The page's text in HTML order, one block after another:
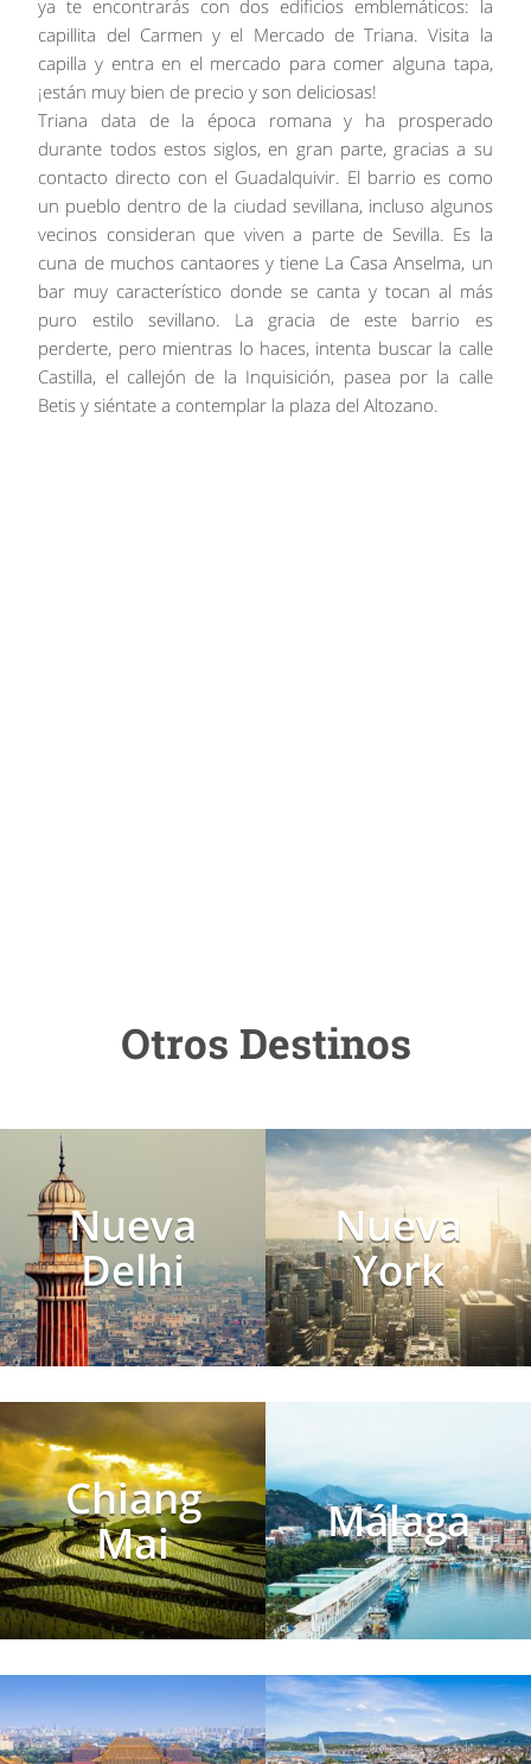
ya te encontrarás con dos edificios emblemáticos: la
capillita del Carmen y el Mercado de Triana. Visita la
capilla y entra en el mercado para comer alguna tapa,
¡están muy bien de precio y son deliciosas!
Triana data de la época romana y ha prosperado
durante todos estos siglos, en gran parte, gracias a su
contacto directo con el Guadalquivir. El barrio es como
un pueblo dentro de la ciudad sevillana, incluso algunos
vecinos consideran que viven a parte de Sevilla. Es la
cuna de muchos cantaores y tiene La Casa Anselma, un
bar muy característico donde se canta y tocan al más
puro estilo sevillano. La gracia de este barrio es
perderte, pero mientras lo haces, intenta buscar la calle
Castilla, el callejón de la Inquisición, pasea por la calle
Betis y siéntate a contemplar la plaza del Altozano.
Otros Destinos
Nueva
Delhi
Nueva
York
Chiang
Mai
Málaga